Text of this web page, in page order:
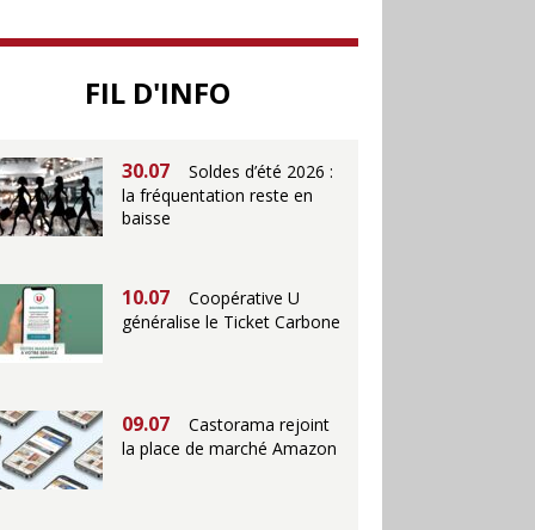
FIL D'INFO
25.06
Action ouvre un
30.07
Soldes d’été 2026 :
la fréquentation reste en
baisse
10.07
Coopérative U
généralise le Ticket Carbone
09.07
Castorama rejoint
la place de marché Amazon